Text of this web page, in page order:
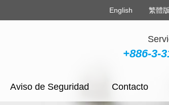
English 繁體版
+886-3-
Aviso de Seguridad Contacto